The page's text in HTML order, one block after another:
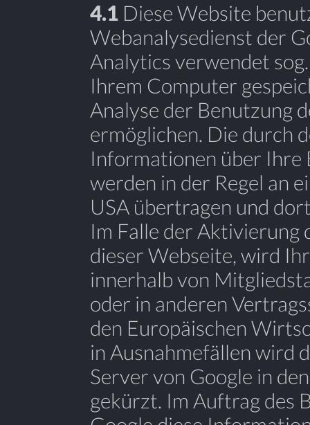
4.1 Diese Website
Webanalysedienst der
Analytics verwendet
Ihrem Computer
Analyse der Benutzung
ermöglichen. Die durch
Informationen über Ihre
werden in der Regel an
USA übertragen und
Im Falle der Aktivierung
dieser Webseite, wird
innerhalb von
oder in anderen
den Europäischen
in Ausnahmefällen wird
Server von Google in
gekürzt. Im Auftrag des